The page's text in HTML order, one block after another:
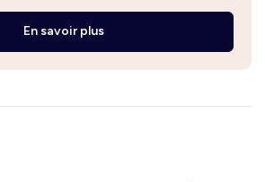
En savoir plus